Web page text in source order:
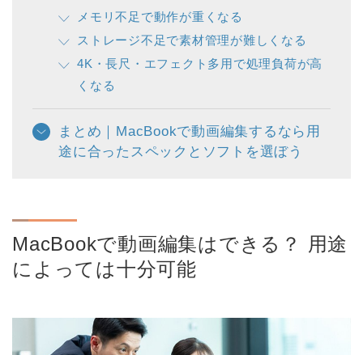
メモリ不足で動作が重くなる
ストレージ不足で素材管理が難しくなる
4K・長尺・エフェクト多用で処理負荷が高
くなる
まとめ｜MacBookで動画編集するなら用
途に合ったスペックとソフトを選ぼう
MacBookで動画編集はできる？ 用途
によっては十分可能